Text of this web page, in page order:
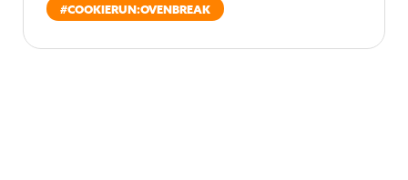
#COOKIERUN:OVENBREAK